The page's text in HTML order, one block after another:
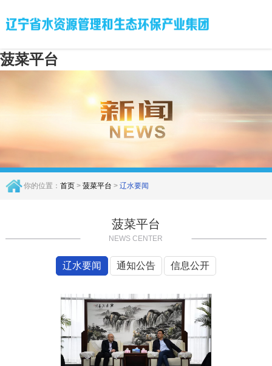
菠菜平台
你的位置： 首页> 菠菜平台 > 辽水要闻
菠菜平台
NEWS CENTER
辽水要闻 通知公告 信息公开